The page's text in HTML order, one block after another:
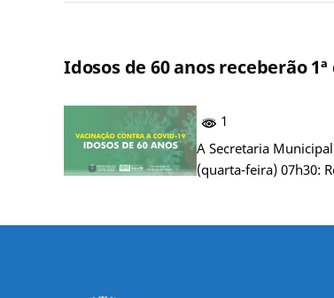
Idosos de 60 anos receberão
1
A Secretaria
(quarta-feira) 07h30: